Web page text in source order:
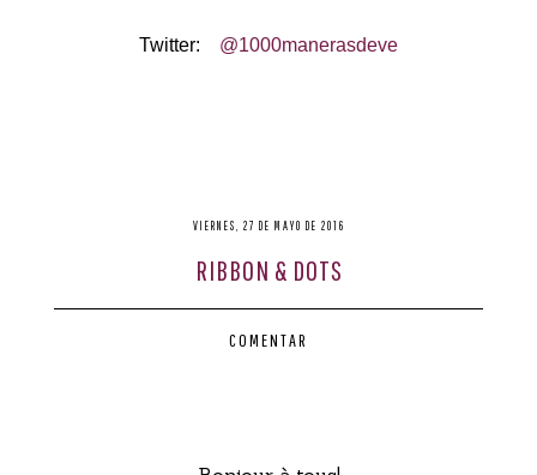
Twitter: @1000manerasdeve
VIERNES, 27 DE MAYO DE 2016
RIBBON & DOTS
COMENTAR